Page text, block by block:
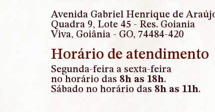
Avenida Gabriel Henrique de
Quadra 9, Lote 45 - Res. Goiania
Viva, Goiânia - GO, 74484-420
Horário de atendimento
Segunda-feira a sexta-feira
no horário das 8h as 18h.
Sábado no horário das 8h as 11h.